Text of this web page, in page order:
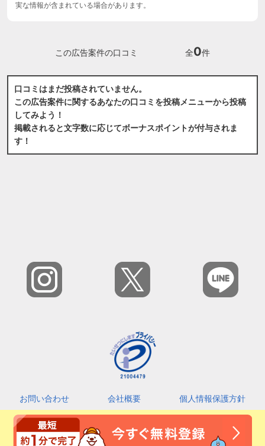
実な情報が含まれている場合があります。
この広告案件の口コミ 全0件
口コミはまだ投稿されていません。
この広告案件に関するあなたの口コミを投稿メニューから投稿
してみよう！
掲載されると文字数に応じてボーナスポイントが付与されま
す！
お問い合わせ 会社概要
個人情報保護方針
カスタマーハラスメントに対する基本指針
利用規約
2026 © Amefri